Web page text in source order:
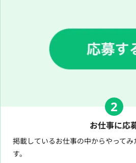
2
お仕事に応
掲載しているお仕事の中からやって
す。